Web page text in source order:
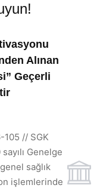
Alınan
Geçerli
105 // SGK
Genelge
sağlık
işlemlerinde